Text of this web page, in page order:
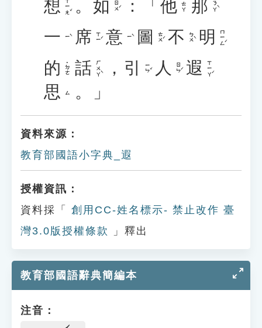
想 ㄒㄧㄤˇ 。 如 ㄖㄨˊ ：「 他 ㄊㄚ 那 ㄋㄚˋ
一 ㄧˋ 席 ㄒㄧˊ 意 ㄧˋ 圖 ㄊㄨˊ 不 ㄅㄨˋ 明 ㄇㄧㄥˊ
的 ˙ㄉㄜ 話 ㄏㄨㄚˋ ， 引 ㄧㄣˇ 人 ㄖㄣˊ 遐 ㄒㄧㄚˊ
思 ㄙ 。」
資料來源：
教育部國語小字典_遐
授權資訊：
資料採「
創用CC-姓名標示- 禁止改作 臺
灣3.0版授權條款
」釋出
教育部國語辭典簡編本
注音：